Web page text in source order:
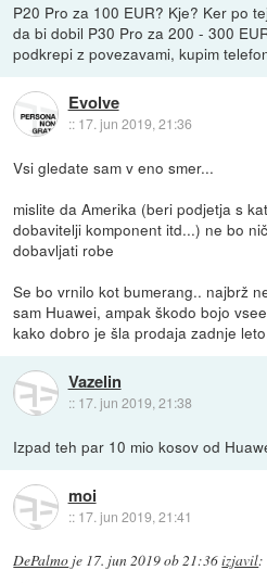
P20 Pro za 100 EUR? Kje? Ker po
da bi dobil P30 Pro za 200 - 300
podkrepi z povezavami, kupim
Evolve
:: 17. jun 2019, 21:36
Vsi gledate sam v eno smer...
mislite da Amerika (beri podjetja s
dobavitelji komponent itd...) ne bo
dobavljati robe
Se bo vrnilo kot bumerang.. najbrž
sam Huawei, ampak škodo bojo
kako dobro je šla prodaja zadnje
Vazelin
:: 17. jun 2019, 21:38
Izpad teh par 10 mio kosov od
moi
:: 17. jun 2019, 21:41
DePalmo je 17. jun 2019 ob 21:36izjavil: